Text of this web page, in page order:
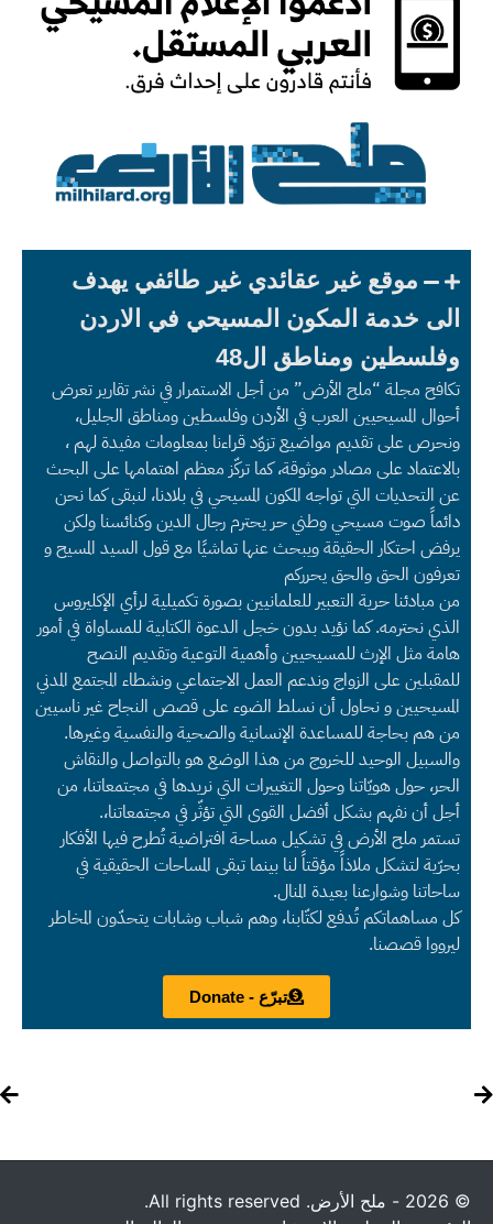
موقع غير عقائدي غير طائفي يهدف
الى خدمة المكون المسيحي في الاردن
وفلسطين ومناطق ال48
تكافح مجلة “ملح الأرض” من أجل الاستمرار في نشر تقارير تعرض
أحوال المسيحيين العرب في الأردن وفلسطين ومناطق الجليل،
ونحرص على تقديم مواضيع تزوّد قراءنا بمعلومات مفيدة لهم ،
بالاعتماد على مصادر موثوقة، كما تركّز معظم اهتمامها على البحث
عن التحديات التي تواجه المكون المسيحي في بلادنا، لنبقى كما نحن
دائماً صوت مسيحي وطني حر يحترم رجال الدين وكنائسنا ولكن
يرفض احتكار الحقيقة ويبحث عنها تماشيًا مع قول السيد المسيح و
تعرفون الحق والحق يحرركم
من مبادئنا حرية التعبير للعلمانيين بصورة تكميلية لرأي الإكليروس
الذي نحترمه. كما نؤيد بدون خجل الدعوة الكتابية للمساواة في أمور
هامة مثل الإرث للمسيحيين وأهمية التوعية وتقديم النصح
للمقبلين على الزواج وندعم العمل الاجتماعي ونشطاء المجتمع المدني
المسيحيين و نحاول أن نسلط الضوء على قصص النجاح غير ناسيين
من هم بحاجة للمساعدة الإنسانية والصحية والنفسية وغيرها.
والسبيل الوحيد للخروج من هذا الوضع هو بالتواصل والنقاش
الحر، حول هويّاتنا وحول التغييرات التي نريدها في مجتمعاتنا، من
أجل أن نفهم بشكل أفضل القوى التي تؤثّر في مجتمعاتنا،.
تستمر ملح الأرض في تشكيل مساحة افتراضية تُطرح فيها الأفكار
بحرّية لتشكل ملاذاً مؤقتاً لنا بينما تبقى المساحات الحقيقية في
ساحاتنا وشوارعنا بعيدة المنال.
كل مساهماتكم تُدفع لكتّابنا، وهم شباب وشابات يتحدّون المخاطر
ليرووا قصصنا.
تبرّع - Donate
© 2026 - ملح الأرض. All rights reserved.